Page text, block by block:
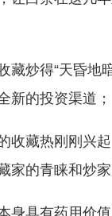
炒得“天昏地
新的投资渠道；
藏热刚刚兴起
家的青睐和炒家
具有药用价值